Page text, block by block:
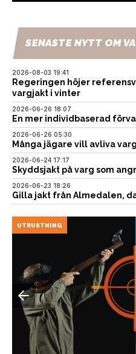
SENASTE NYTT OM
2026-08-03 19:41
Regeringen höjer
vargjakt i vinter
2026-06-26 18:07
En mer individbaserad
2026-06-26 05:30
Många jägare vill avliva
2026-06-24 17:17
Skyddsjakt på varg som
2026-06-23 18:26
Gilla jakt från Almedalen,
UTRUSTNING